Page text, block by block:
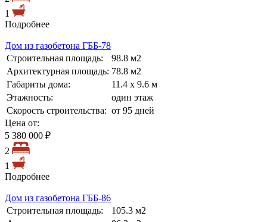
1
Подробнее
Дом из газобетона ГББ-78
Строительная площадь:
98.8 м2
Архитектурная площадь: 78.8 м2
Габариты дома:
11.4 х 9.6 м
Этажность:
один этаж
Скорость строительства: от 95 дней
Цена от:
5 380 000 ₽
2
1
Подробнее
Дом из газобетона ГББ-86
Строительная площадь:
105.3 м2